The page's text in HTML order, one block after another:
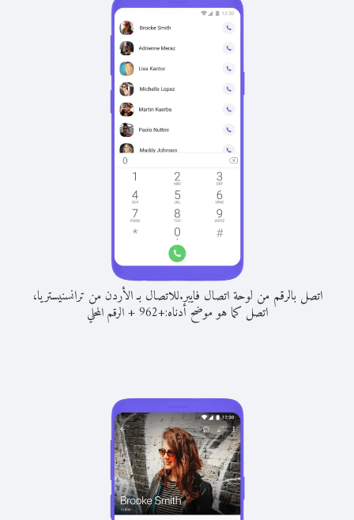
اتصل بالرقم من لوحة اتصال فايبر.للاتصال بـ الأردن من ترانسنيستريا،
اتصل كما هو موضح أدناه:+
962
+الرقم المحلي